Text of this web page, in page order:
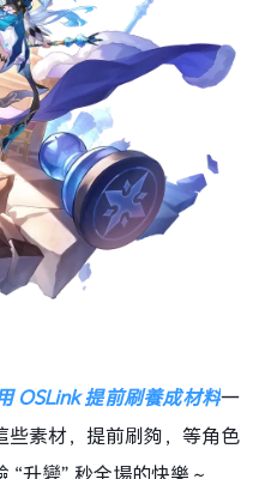
OSLink提前刷養成材料一
些素材，提前刷夠，等角色
“升變” 秒全場的快樂～